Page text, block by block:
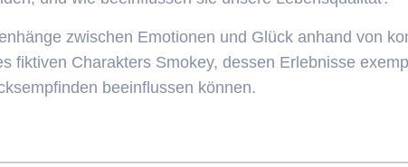
zwischen Emotionen und Glück anhand von
fiktiven Charakters Smokey, dessen Erlebnisse
beeinflussen können.